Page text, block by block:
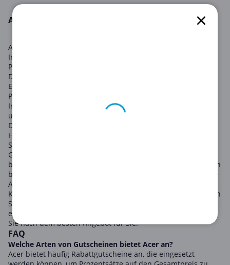
ACER in August 2026
Acer ist ein weltweit führendes Unternehmen in der
Informationstechnologie und bietet eine Vielzahl von
Produkten an, von Laptops und Desktops bis hin zu Tablets,
Displays und Projektoren. Mit einem Commitment zur
Entwicklung benutzerorientierter und umweltfreundlicher
Produkte, steht Acer an der Spitze der technologischen
Innovation. Nutzen Sie unsere zahlreichen Acer-Gutscheine,
um bei Ihrem nächsten Technologiekauf Geld zu sparen.
Das breite Produktsortiment von Acer macht es zum idealen
Händler für jeden Technologiebedarf, sei es für Geschäfts-,
Schul-, Spiel- oder Heimanwendungen. Von High-End-
Gaming-Laptops bis zu effizienten Produktivitäts-Desktops,
bietet Acer Technologie auf höchstem Niveau und Sie können
bei Ihrem nächsten Kauf erheblich sparen, indem Sie unsere
Acer-Gutscheine nutzen.
Klicken Sie einfach auf den gewünschten Gutschein, kopieren
Sie ihn und verwenden Sie ihn im Online-Shop von Acer. So
einfach ist das! Stöbern Sie durch unsere Seite und suchen
Sie nach dem besten Angebot für Sie.
FAQ
Welche Arten von Gutscheinen bietet Acer an?
Acer bietet häufig Rabattgutscheine an, die eingesetzt